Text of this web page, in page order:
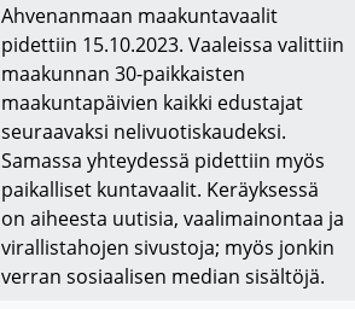
Ahvenanmaan maakuntavaalit
pidettiin 15.10.2023. Vaaleissa valittiin
maakunnan 30-paikkaisten
maakuntapäivien kaikki edustajat
seuraavaksi nelivuotiskaudeksi.
Samassa yhteydessä pidettiin myös
paikalliset kuntavaalit. Keräyksessä
on aiheesta uutisia, vaalimainontaa ja
virallistahojen sivustoja; myös jonkin
verran sosiaalisen median sisältöjä.